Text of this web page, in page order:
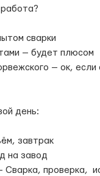
сварки
— будет плюсом
— ок, если
день:
завтрак
на завод
Сварка, проверка,